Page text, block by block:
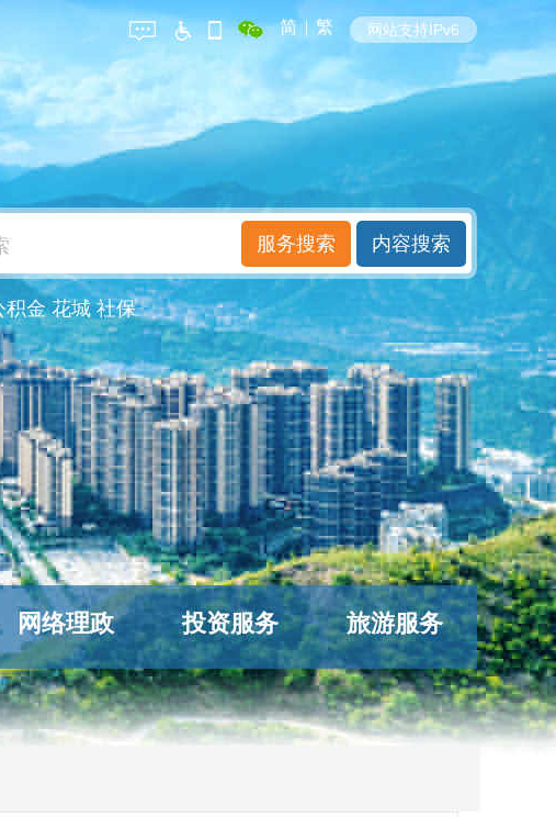
简 | 繁 网站支持IPv6
积金 花城 社保
网络理政 投资服务 旅游服务